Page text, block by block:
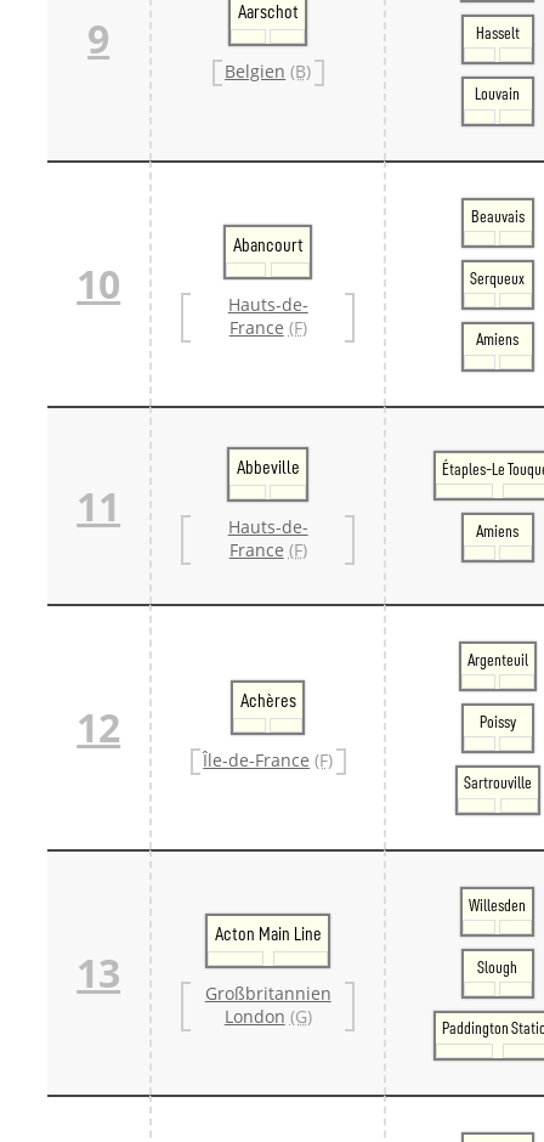
9
Aarschot
Belgien (B)
Hasselt
Louvain
10
Abancourt
Hauts-de-
France (F)
Beauvais
Serqueux
Amiens
11
Abbeville
Hauts-de-
France (F)
Étaples-Le
Amiens
12
Achères
Île-de-France (F)
Argenteuil
Poissy
Sartrouville
13
Acton Main Line
Großbritannien
London (G)
Willesden
Slough
Paddington